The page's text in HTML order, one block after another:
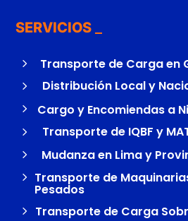
SERVICIOS
5 Transporte de Carga en
5 Distribución Local y
5 Cargo y Encomiendas a
5 Transporte de IQBF y
5 Mudanza en Lima y
5 Transporte de
Pesados
5 Transporte de Carga